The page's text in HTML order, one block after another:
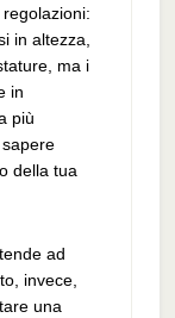
in altezza,
ma i
in
più
della tua
ad
invece,
una